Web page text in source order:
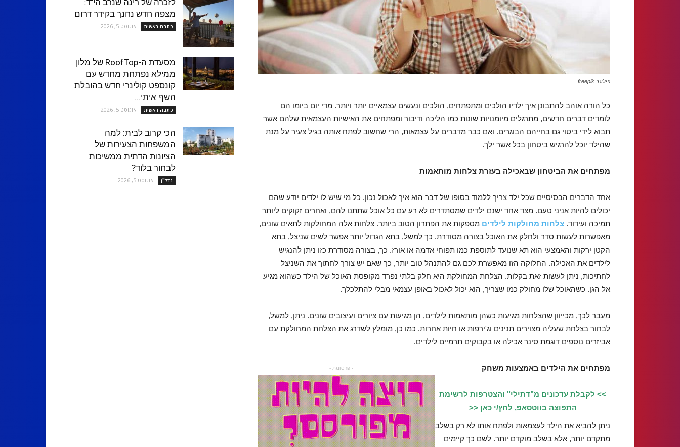
צילום: freepik
כל הורה אוהב להתבונן איך ילדיו הולכים ומתפתחים, הולכים ונעשים עצמאיים יותר ויותר. מדי יום ביומו הם
לומדים דברים חדשים, מתרגלים מיומנויות שונות כמו הליכה ודיבור ומפתחים את האישיות העצמאית שלהם אשר
תבוא לידי ביטוי גם בחייהם הבוגרים. ואם כבר מדברים על עצמאות, הרי שחשוב לפתח אותה בגיל צעיר על מנת
שהילד יוכל להרגיש ביטחון בכל אשר ילך.
מפתחים את הביטחון שבאכילה בעזרת צלחות מותאמות
אחד הדברים הבסיסיים שכל ילד צריך ללמוד בסופו של דבר הוא איך לאכול נכון. כל מי שיש לו ילדים יודע שהם
יכולים להיות אניני טעם. מצד אחד ישנם ילדים שמסתדרים לא רע עם כל אוכל שתתנו להם, ואחרים זקוקים ליותר
תמיכה ועידוד. צלחות מחולקות לילדים מספקות את הפתרון הטוב ביותר. צלחות אלה המחולקות לתאים שונים,
מאפשרות לעשות סדר ולחלק את האוכל בצורה מסודרת. כך למשל, בתא הגדול יותר אפשר לשים שניצל, בתא
הקטן ירקות והאמצעי הוא תא שנועד לתוספת כמו תפוחי אדמה או אורז. כך, בצורה מסודרת כזו ניתן להנגיש
לילדים את האכילה. החלוקה הזו מאפשרת לכם גם להתנהל טוב יותר, כך שאם יש צורך לחתוך את השניצל
לחתיכות, ניתן לעשות זאת בקלות. הצלחת המחולקת היא חלק בלתי נפרד מקופסת האוכל של הילד כשהוא מגיע
אל הגן. כשהאוכל שלו מחולק כמו שצריך, הוא יכול לאכול באופן עצמאי מבלי להתלכלך.
מעבר לכך, מכייוון שהצלחות מגיעות כשהן מותאמות לילדים, הן מגיעות עם ציורים ועיצובים שונים. ניתן, למשל,
לבחור בצלחת שעליה מצוירים תנינים וג'ירפות או חיות אחרות. כמו כן, מומלץ לשדרג את הצלחת המחולקת עם
אביזרים נוספים דוגמת סינר אכילה או בקבוקים תרמיים לילדים.
- פרסומת - מפתחים את הילדים באמצעות משחק
>> לקבלת עדכונים מ"דתילי" והצטרפות לרשימת
התפוצה בווטסאפ, לחץ/י כאן <<
ניתן להביא את הילד לעצמאות ולפתח אותו לא רק בשלב
מתקדם יותר, אלא בשלב מוקדם יותר. לשם כך קיימים
לזכרה של רינה שנרב הי"ד:
מצפה חדש נחנך בקידר דרום
כתבה ראשית אוגוסט 5, 2026
מסעדת ה-RoofTop של מלון
ממילא נפתחת מחדש עם
קונספט קולינרי חדש בהובלת
השף איתי...
כתבה ראשית אוגוסט 5, 2026
הכי קרוב לבית: למה
המשפחות הצעירות של
הציונות הדתית ממשיכות
לבחור בלוד?
נדל''ן אוגוסט 5, 2026